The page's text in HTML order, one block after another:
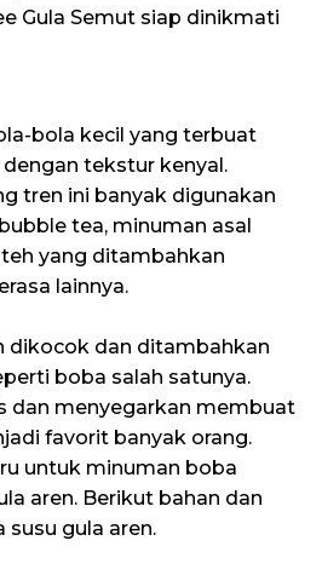
Gula Semut siap dinikmati
bola kecil yang terbuat
tekstur kenyal.
tren ini banyak digunakan
tea, minuman asal
yang ditambahkan
lainnya.
dikocok dan ditambahkan
boba salah satunya.
dan menyegarkan membuat
favorit banyak orang.
untuk minuman boba
aren. Berikut bahan dan
gula aren.